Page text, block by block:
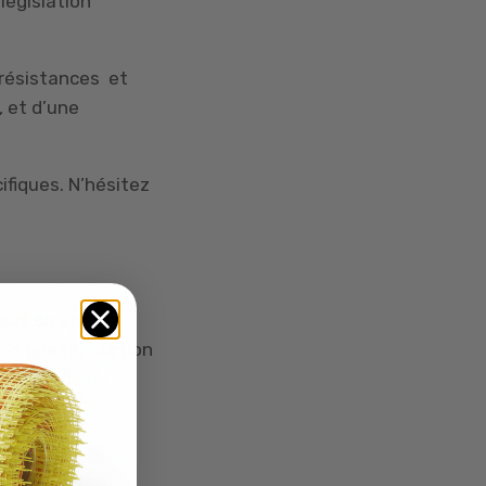
résistances et
d’une
N’hésitez
ou en
réparation
A/S, ne